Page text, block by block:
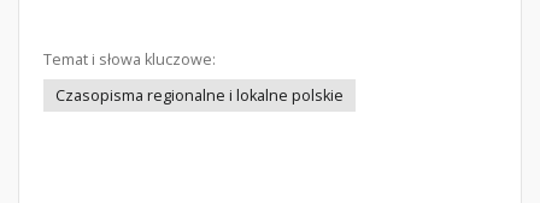
Temat i słowa kluczowe:
Czasopisma regionalne i lokalne polskie